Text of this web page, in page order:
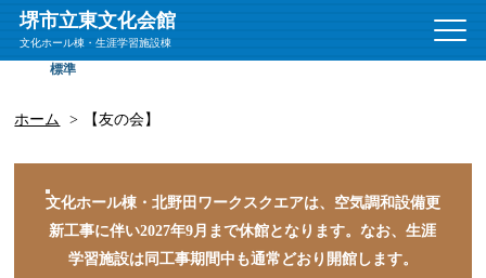
堺市立東文化会館
文化ホール棟・生涯学習施設棟
標準
ホーム 【友の会】
文化ホール棟・北野田ワークスクエアは、空気調和設備更
新工事に伴い2027年9月まで休館となります。 なお、生涯
学習施設は同工事期間中も通常どおり開館します。